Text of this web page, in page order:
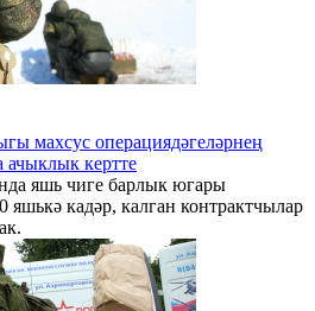
махсус операциядәгеләрнең
ачыклык кертте
яшь чиге барлык югары
яшькә кадәр, калган контрактчылар